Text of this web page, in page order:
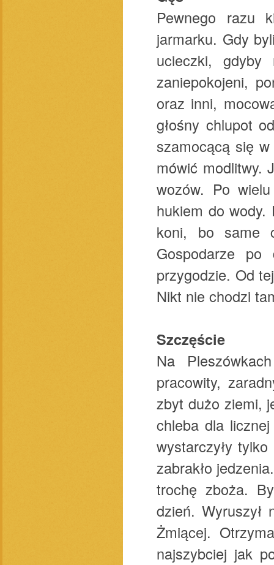
Pewnego razu
jarmarku. Gdy
ucieczki, gdyby
zaniepokojeni,
oraz inni,
głośny chlupot
szamocącą się
mówić modlitwy.
wozów. Po
hukiem do wody.
koni, bo same
Gospodarze po
przygodzie. Od
Nikt nie chodzi
Szczęście
Na
pracowity,
zbyt dużo ziemi,
chleba dla
wystarczyły
zabrakło
trochę zboża.
dzień. Wyruszył
Żmiącej.
najszybciej jak